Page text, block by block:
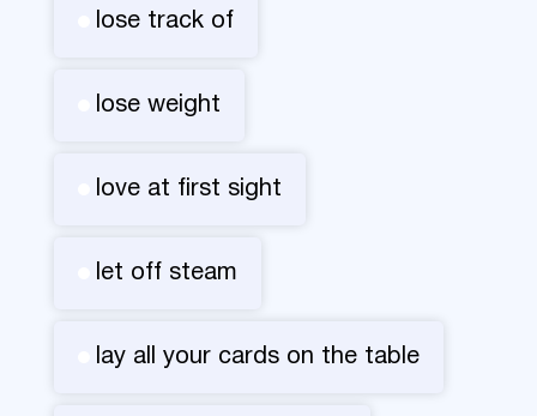
lose track of
lose weight
love at first sight
let off steam
lay all your cards on the table